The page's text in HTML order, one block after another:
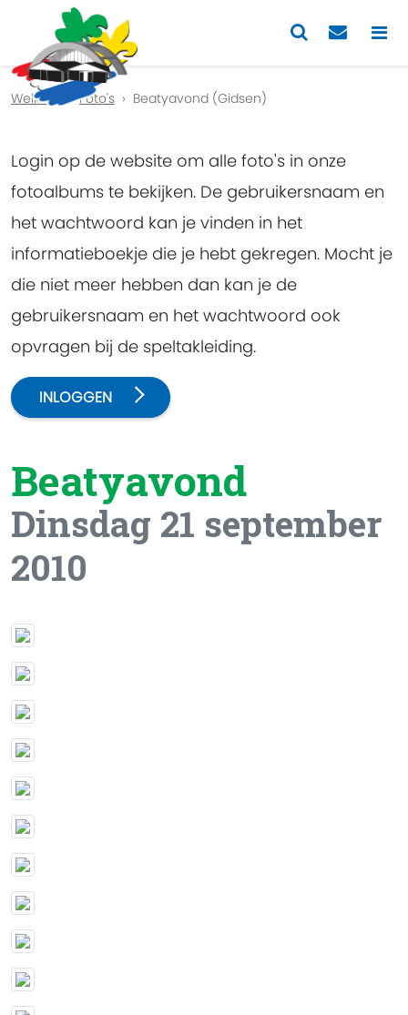
Previous
Welkom Foto's Beatyavond (Gidsen)
Login op de website om alle foto's in onze
fotoalbums te bekijken. De gebruikersnaam en
het wachtwoord kan je vinden in het
informatieboekje die je hebt gekregen. Mocht je
die niet meer hebben dan kan je de
gebruikersnaam en het wachtwoord ook
opvragen bij de speltakleiding.
INLOGGEN
Beatyavond
Dinsdag 21 september
2010